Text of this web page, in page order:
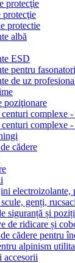
protecţie
protecţie
protectie
albă
ESD
pentru fasonatori
de uz
poziţionare
complexe -
complexe -
cădere
electroizolante,
genți,
siguranță și
de ridicare și
cădere pentru
alpinism
accesorii